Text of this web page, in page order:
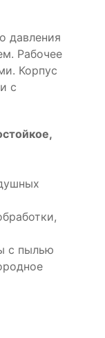
давления
Рабочее
Корпус
с
с пылью